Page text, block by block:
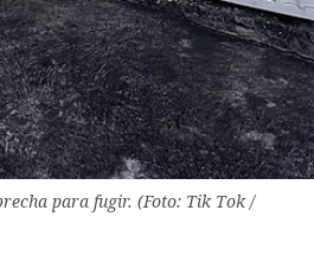
para fugir. (Foto: Tik Tok /